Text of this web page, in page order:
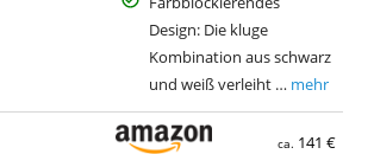
Design: Die kluge
Kombination aus schwarz
und weiß verleiht … mehr
ca. 141 €